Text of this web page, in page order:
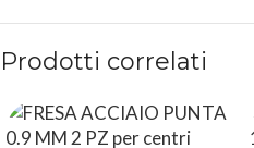
Prodotti correlati